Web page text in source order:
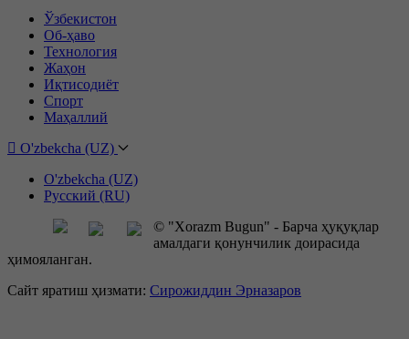
Ўзбекистон
Об-ҳаво
Технология
Жаҳон
Иқтисодиёт
Спорт
Маҳаллий
O'zbekcha (UZ)
O'zbekcha (UZ)
Русский (RU)
© "Xorazm Bugun" - Барча ҳуқуқлар
амалдаги қонунчилик доирасида
ҳимояланган.
Сайт яратиш ҳизмати: Сирожиддин Эрназаров